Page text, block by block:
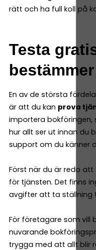
rätt och ha full koll på
Testa
En av de största
är att du kan prova
importera bokföringen,
hur allt ser ut innan du
support om du känner
Först när du är redo
för tjänsten. Det finns
avgifter att ta ställning
För företagare som vill
nuvarande
trygga med att allt blir